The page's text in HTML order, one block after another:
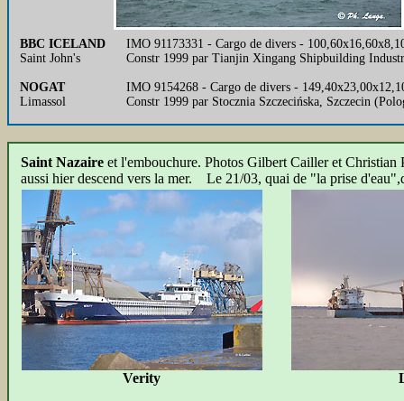
BBC ICELAND
Saint John's
IMO 91173331 - Cargo de divers -
Constr 1999 par Tianjin Xingang Shipbuilding
NOGAT
Limassol
IMO 9154268 - Cargo de divers -
Constr 1999 par Stocznia Szczecińska, Szczecin
Saint Nazaire et l'embouchure. Photos Gilbert Cailler et Christian
aussi hier descend vers la mer. Le 21/03, quai de "la prise
Verity